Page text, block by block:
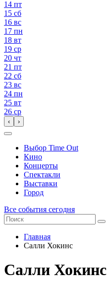
14 пт
15 сб
16 вс
17 пн
18 вт
19 ср
20 чт
21 пт
22 сб
23 вс
24 пн
25 вт
26 ср
‹ ›
Выбор Time Out
Кино
Концерты
Спектакли
Выставки
Город
Все события сегодня
Главная
Салли Хокинс
Салли Хокинс